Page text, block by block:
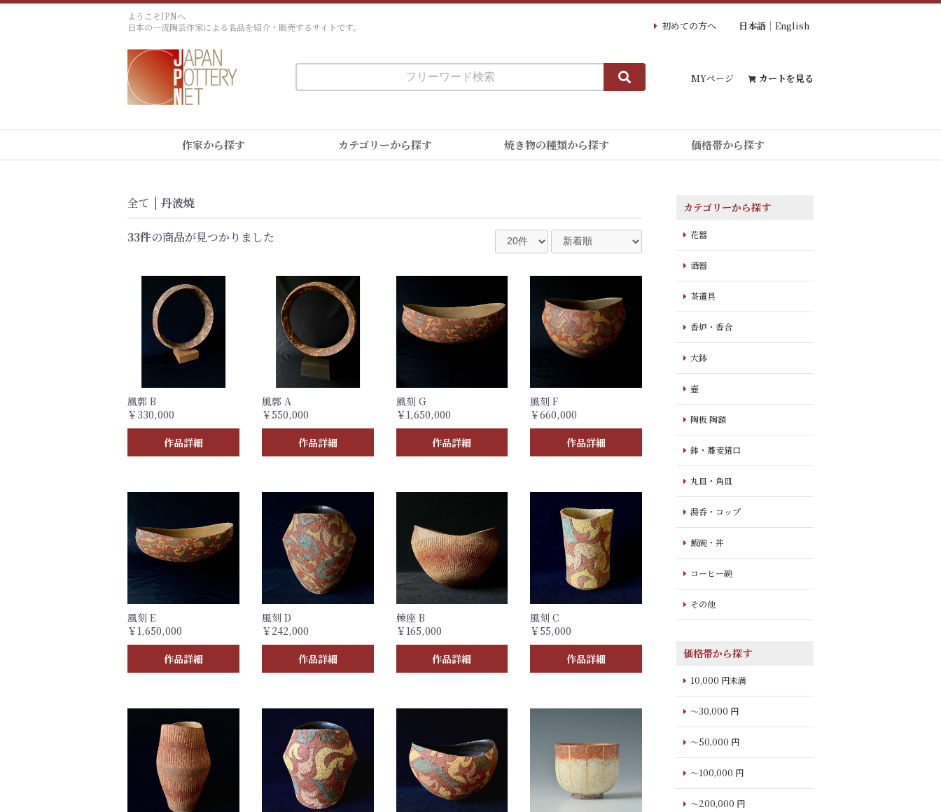
ようこそJPNへ
日本の一流陶芸作家による名品を紹介・販売するサイトです。
初めての方へ 日本語 English
MYページ カートを見る
作家から探す カテゴリーから探す 焼き物の種類から探す 価格帯から探す
全て | 丹波焼
33件の商品が見つかりました
風郭 B
￥330,000
作品詳細
風郭 A
￥550,000
作品詳細
風刻 G
￥1,650,000
作品詳細
風刻 F
￥660,000
作品詳細
風刻 E
￥1,650,000
作品詳細
風刻 D
￥242,000
作品詳細
棘座 B
￥165,000
作品詳細
風刻 C
￥55,000
作品詳細
カテゴリーから探す
花器
酒器
茶道具
香炉・香合
大鉢
壺
陶板 陶額
鉢・蕎麦猪口
丸皿・角皿
湯呑・コップ
飯碗・丼
コーヒー碗
その他
価格帯から探す
10,000 円未満
～30,000 円
～50,000 円
～100,000 円
～200,000 円